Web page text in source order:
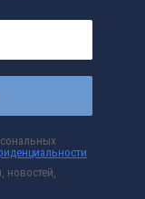
новостей,